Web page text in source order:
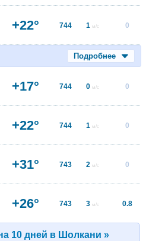
+22° 744 1 м/с 0
Подробнее
+17° 744 0 м/с 0
+22° 744 1 м/с 0
+31° 743 2 м/с 0
+26° 743 3 м/с 0.8
10 дней в Шолкани »